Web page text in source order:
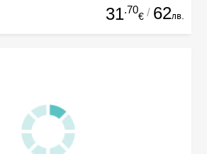
31.70
€ / 62лв.